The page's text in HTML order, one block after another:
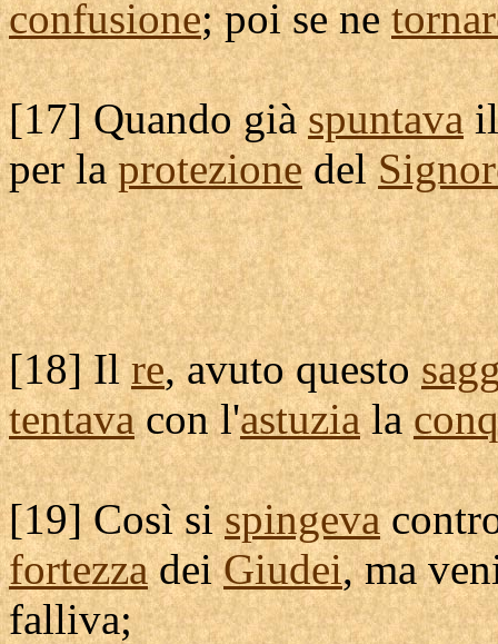
confusione; poi se ne
[17] Quando giàspuntava
per laprotezionedel
[18] Ilre, avuto questo
tentavacon l'astuziala
[19] Così sispingeva
fortezzadeiGiudei, ma
falliva;